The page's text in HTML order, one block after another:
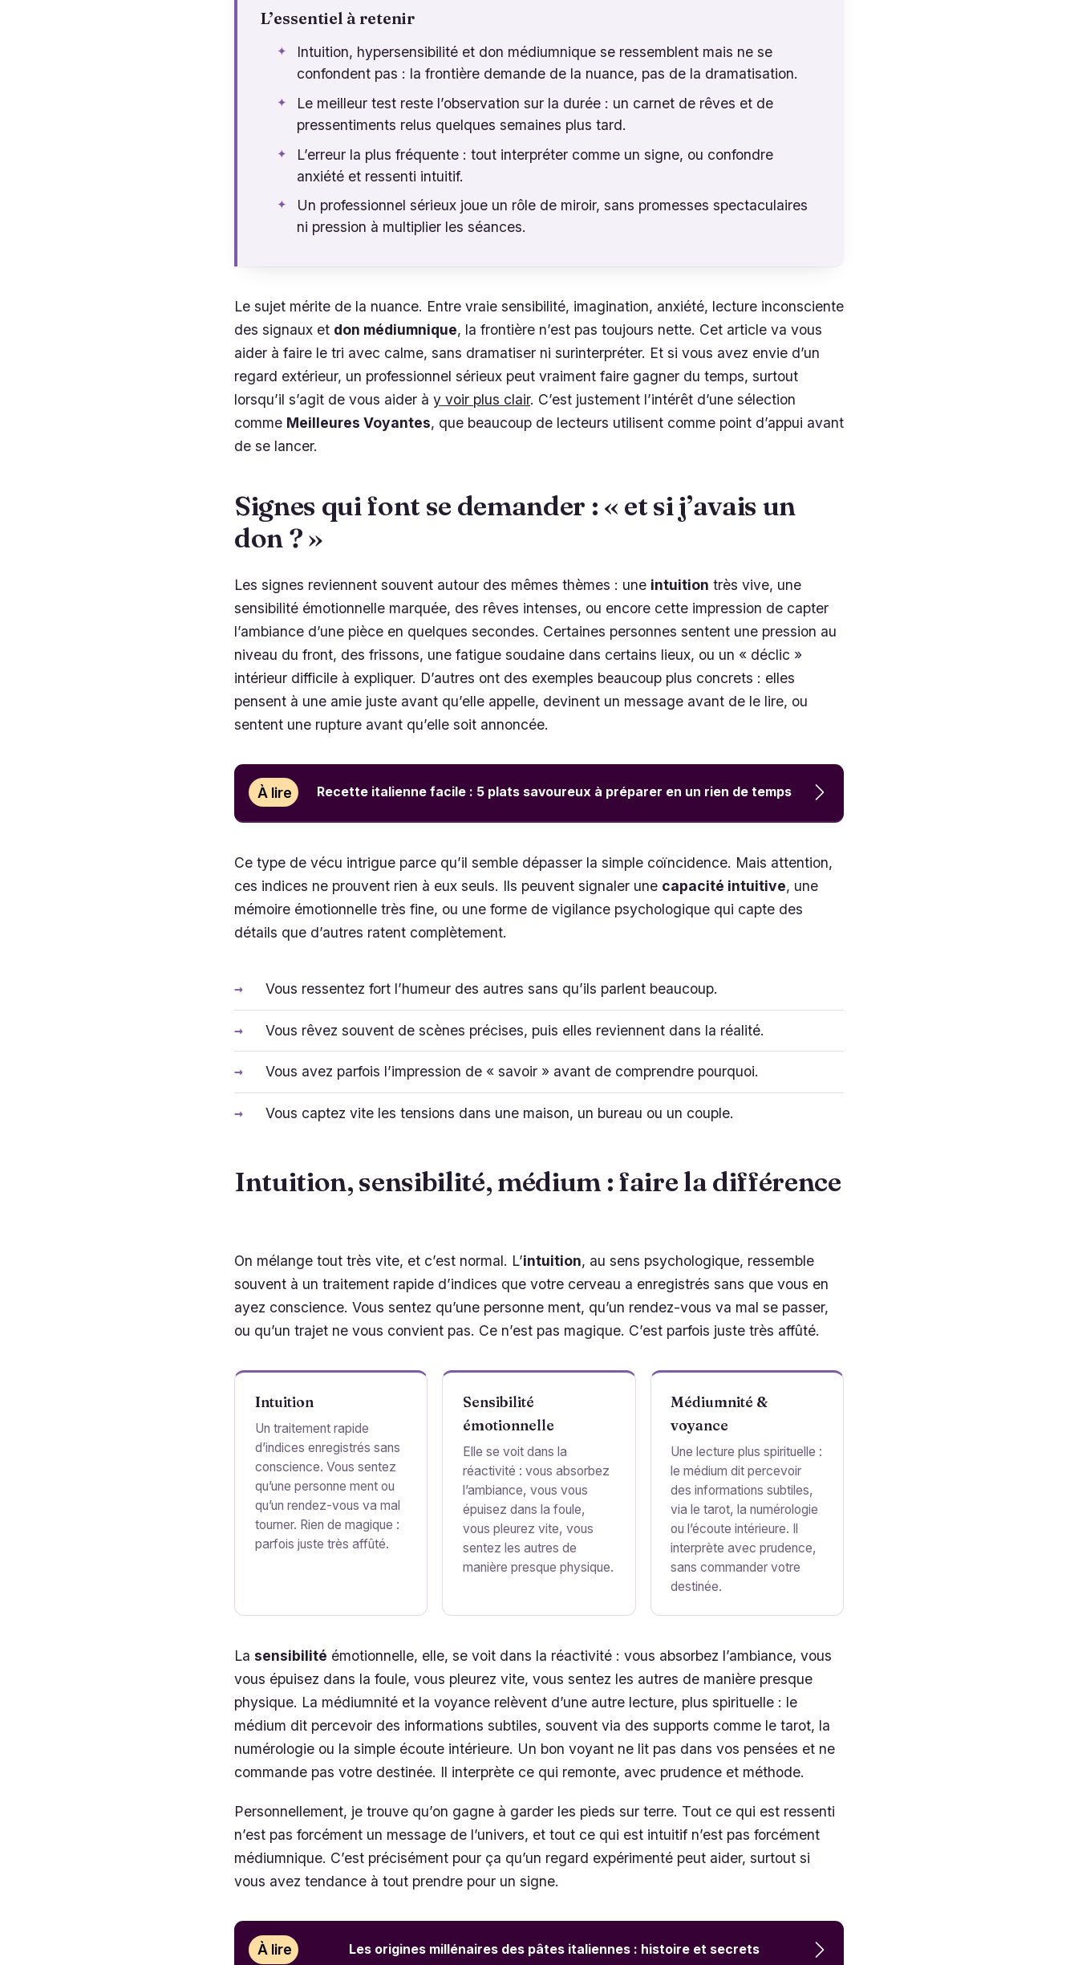
L’essentiel à retenir
Intuition, hypersensibilité et don médiumnique se ressemblent mais ne se
confondent pas : la frontière demande de la nuance, pas de la dramatisation.
Le meilleur test reste l’observation sur la durée : un carnet de rêves et de
pressentiments relus quelques semaines plus tard.
L’erreur la plus fréquente : tout interpréter comme un signe, ou confondre
anxiété et ressenti intuitif.
Un professionnel sérieux joue un rôle de miroir, sans promesses spectaculaires
ni pression à multiplier les séances.
Le sujet mérite de la nuance. Entre vraie sensibilité, imagination, anxiété, lecture inconsciente
des signaux et don médiumnique, la frontière n’est pas toujours nette. Cet article va vous
aider à faire le tri avec calme, sans dramatiser ni surinterpréter. Et si vous avez envie d’un
regard extérieur, un professionnel sérieux peut vraiment faire gagner du temps, surtout
lorsqu’il s’agit de vous aider à y voir plus clair. C’est justement l’intérêt d’une sélection
comme Meilleures Voyantes, que beaucoup de lecteurs utilisent comme point d’appui avant
de se lancer.
Signes qui font se demander : « et si j’avais un
don ? »
Les signes reviennent souvent autour des mêmes thèmes : une intuition très vive, une
sensibilité émotionnelle marquée, des rêves intenses, ou encore cette impression de capter
l’ambiance d’une pièce en quelques secondes. Certaines personnes sentent une pression au
niveau du front, des frissons, une fatigue soudaine dans certains lieux, ou un « déclic »
intérieur difficile à expliquer. D’autres ont des exemples beaucoup plus concrets : elles
pensent à une amie juste avant qu’elle appelle, devinent un message avant de le lire, ou
sentent une rupture avant qu’elle soit annoncée.
À lire Recette italienne facile : 5 plats savoureux à préparer en un rien de temps
Ce type de vécu intrigue parce qu’il semble dépasser la simple coïncidence. Mais attention,
ces indices ne prouvent rien à eux seuls. Ils peuvent signaler une capacité intuitive, une
mémoire émotionnelle très fine, ou une forme de vigilance psychologique qui capte des
détails que d’autres ratent complètement.
Vous ressentez fort l’humeur des autres sans qu’ils parlent beaucoup.
Vous rêvez souvent de scènes précises, puis elles reviennent dans la réalité.
Vous avez parfois l’impression de « savoir » avant de comprendre pourquoi.
Vous captez vite les tensions dans une maison, un bureau ou un couple.
Intuition, sensibilité, médium : faire la différence
On mélange tout très vite, et c’est normal. L’intuition, au sens psychologique, ressemble
souvent à un traitement rapide d’indices que votre cerveau a enregistrés sans que vous en
ayez conscience. Vous sentez qu’une personne ment, qu’un rendez-vous va mal se passer,
ou qu’un trajet ne vous convient pas. Ce n’est pas magique. C’est parfois juste très affûté.
Intuition
Un traitement rapide
d’indices enregistrés sans
conscience. Vous sentez
qu’une personne ment ou
qu’un rendez-vous va mal
tourner. Rien de magique :
parfois juste très affûté.
Sensibilité
émotionnelle
Elle se voit dans la
réactivité : vous absorbez
l’ambiance, vous vous
épuisez dans la foule,
vous pleurez vite, vous
sentez les autres de
manière presque physique.
Médiumnité &
voyance
Une lecture plus spirituelle :
le médium dit percevoir
des informations subtiles,
via le tarot, la numérologie
ou l’écoute intérieure. Il
interprète avec prudence,
sans commander votre
destinée.
La sensibilité émotionnelle, elle, se voit dans la réactivité : vous absorbez l’ambiance, vous
vous épuisez dans la foule, vous pleurez vite, vous sentez les autres de manière presque
physique. La médiumnité et la voyance relèvent d’une autre lecture, plus spirituelle : le
médium dit percevoir des informations subtiles, souvent via des supports comme le tarot, la
numérologie ou la simple écoute intérieure. Un bon voyant ne lit pas dans vos pensées et ne
commande pas votre destinée. Il interprète ce qui remonte, avec prudence et méthode.
Personnellement, je trouve qu’on gagne à garder les pieds sur terre. Tout ce qui est ressenti
n’est pas forcément un message de l’univers, et tout ce qui est intuitif n’est pas forcément
médiumnique. C’est précisément pour ça qu’un regard expérimenté peut aider, surtout si
vous avez tendance à tout prendre pour un signe.
À lire Les origines millénaires des pâtes italiennes : histoire et secrets